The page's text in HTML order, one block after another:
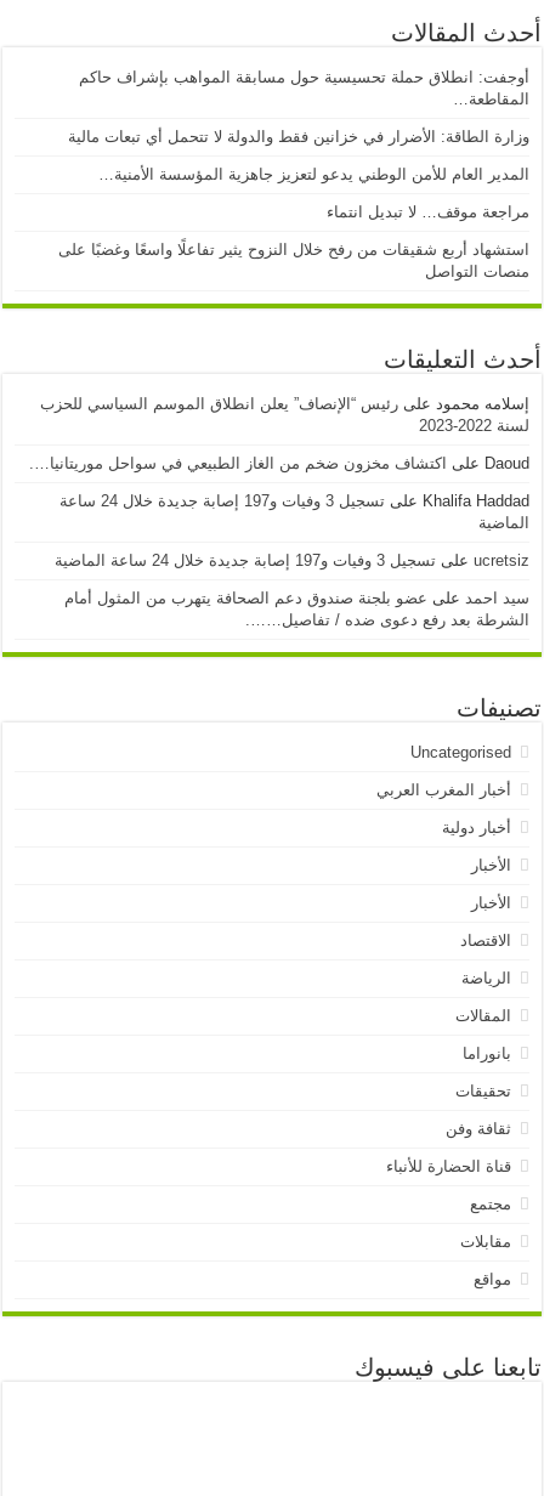
أحدث المقالات
أوجفت: انطلاق حملة تحسيسية حول مسابقة المواهب بإشراف حاكم
المقاطعة…
وزارة الطاقة: الأضرار في خزانين فقط والدولة لا تتحمل أي تبعات مالية
المدير العام للأمن الوطني يدعو لتعزيز جاهزية المؤسسة الأمنية…
مراجعة موقف… لا تبديل انتماء
استشهاد أربع شقيقات من رفح خلال النزوح يثير تفاعلًا واسعًا وغضبًا على
منصات التواصل
أحدث التعليقات
إسلامه محمود علىرئيس “الإنصاف” يعلن انطلاق الموسم السياسي للحزب
لسنة 2022-2023
Daoud على اكتشاف مخزون ضخم من الغاز الطبيعي في سواحل موريتانيا….
Khalifa Haddad على
تسجيل 3 وفيات و197 إصابة جديدة خلال 24 ساعة
الماضية
ucretsiz علىتسجيل 3 وفيات و197 إصابة جديدة خلال 24 ساعة الماضية
سيد احمد على عضو بلجنة صندوق دعم الصحافة يتهرب من المثول أمام
الشرطة بعد رفع دعوى ضده / تفاصيل…….
تصنيفات
Uncategorised
أخبار المغرب العربي
أخبار دولية
الأخبار
الأخبار
الاقتصاد
الرياضة
المقالات
بانوراما
تحقيقات
ثقافة وفن
قناة الحضارة للأنباء
مجتمع
مقابلات
مواقع
تابعنا على فيسبوك